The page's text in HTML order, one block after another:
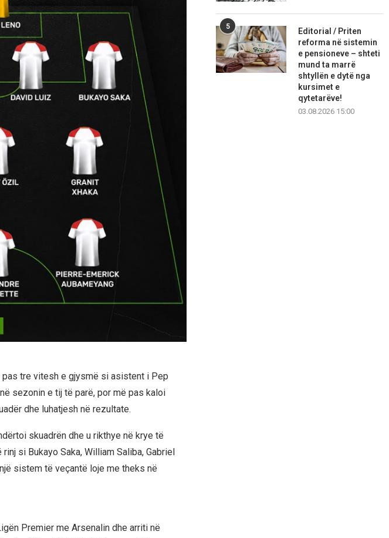
tre vitesh e gjysmë si asistent i Pep
sezonin e tij të parë, por më pas kaloi
dhe luhatjesh në rezultate.
skuadrën dhe u rikthye në krye të
si Bukayo Saka, William Saliba, Gabriel
sistem të veçantë loje me theks në
Premier me Arsenalin dhe arriti në
5
Editorial / Priten
reforma në sistemin
e pensioneve – shteti
mund ta marrë
shtyllën e dytë nga
kursimet e
qytetarëve!
03.08.2026 15:00